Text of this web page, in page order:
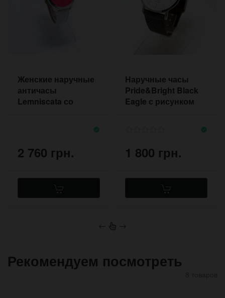
Женские наручные
античасы
Lemniscata со
2 760 грн.
Наручные часы
Pride&Bright Black
Eagle с рисунком
1 800 грн.
← →
Рекомендуем посмотреть